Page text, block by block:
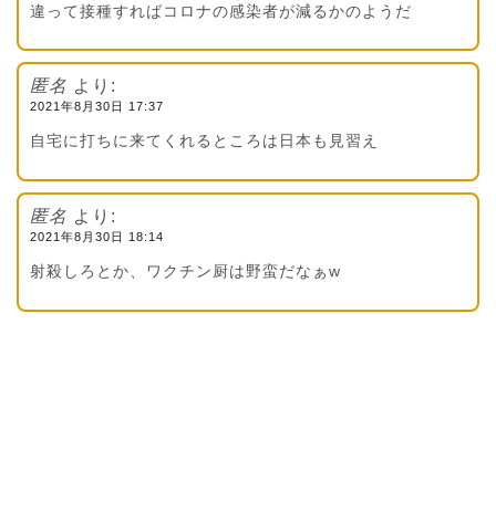
違って接種すればコロナの感染者が減るかのようだ
匿名 より:
2021年8月30日 17:37
自宅に打ちに来てくれるところは日本も見習え
匿名 より:
2021年8月30日 18:14
射殺しろとか、ワクチン厨は野蛮だなぁw